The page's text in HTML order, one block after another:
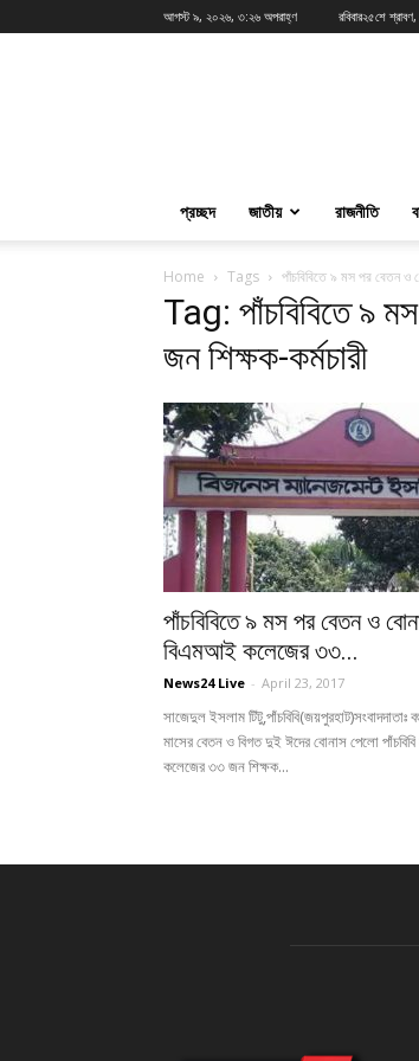
আগস্ট ৯, ২০২৬, ৩:২৬ অপরাহ্ণ রবিবার২৫শে
প্রচ্ছদ জাতীয় রাজনীতি
Home Tags পাঁচবিবিতে ৯ মস পর বেতন
Tag: পাঁচবিবিতে ৯
জন শিক্ষক-কর্মচারী
পাঁচবিবিতে ৯ মস পর বেতন ও
বিএমআই কলেজের ৩৩...
News24 Live - April 23, 2017
সাজেদুল ইসলাম টিটু,পাঁচবিবি(জয়পুরহাট)সংবাদদাতাঃ
মাসের বেতন ও বিগত দুই ঈদের বোনাস পেলো
কলেজের ৩৩ জন শিক্ষক...